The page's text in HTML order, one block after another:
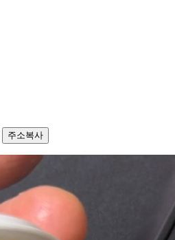
주소복사